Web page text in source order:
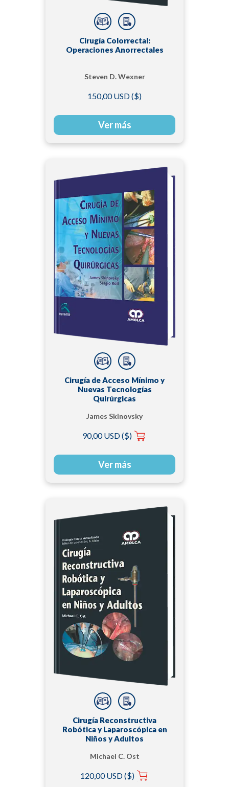
Cirugía Colorrectal:
Operaciones Anorrectales
Steven D. Wexner
150,00 USD ($)
Ver más
Cirugía de Acceso Mínimo y
Nuevas Tecnologías
Quirúrgicas
James Skinovsky
90,00 USD ($)
Ver más
Cirugía Reconstructiva
Robótica y Laparoscópica en
Niños y Adultos
Michael C. Ost
120,00 USD ($)